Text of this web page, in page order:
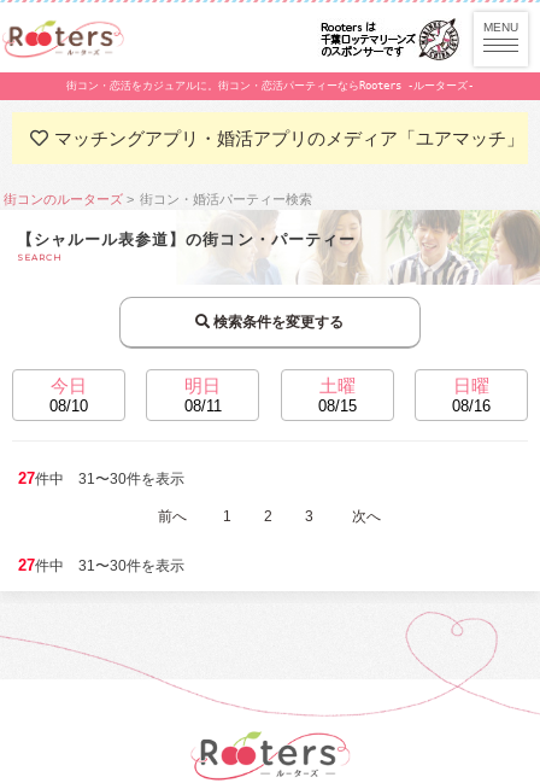
街コン・恋活をカジュアルに。街コン・恋活パーティーならRooters -ルーターズ-
マッチングアプリ・婚活アプリのメディア「ユアマッチ」
街コンのルーターズ 街コン・婚活パーティー検索
【シャルール表参道】の街コン・パーティー
SEARCH
検索条件を変更する
今日
08/10
明日
08/11
土曜
08/15
日曜
08/16
27件中 31〜30件を表示
前へ 1 2 3 次へ
27件中 31〜30件を表示